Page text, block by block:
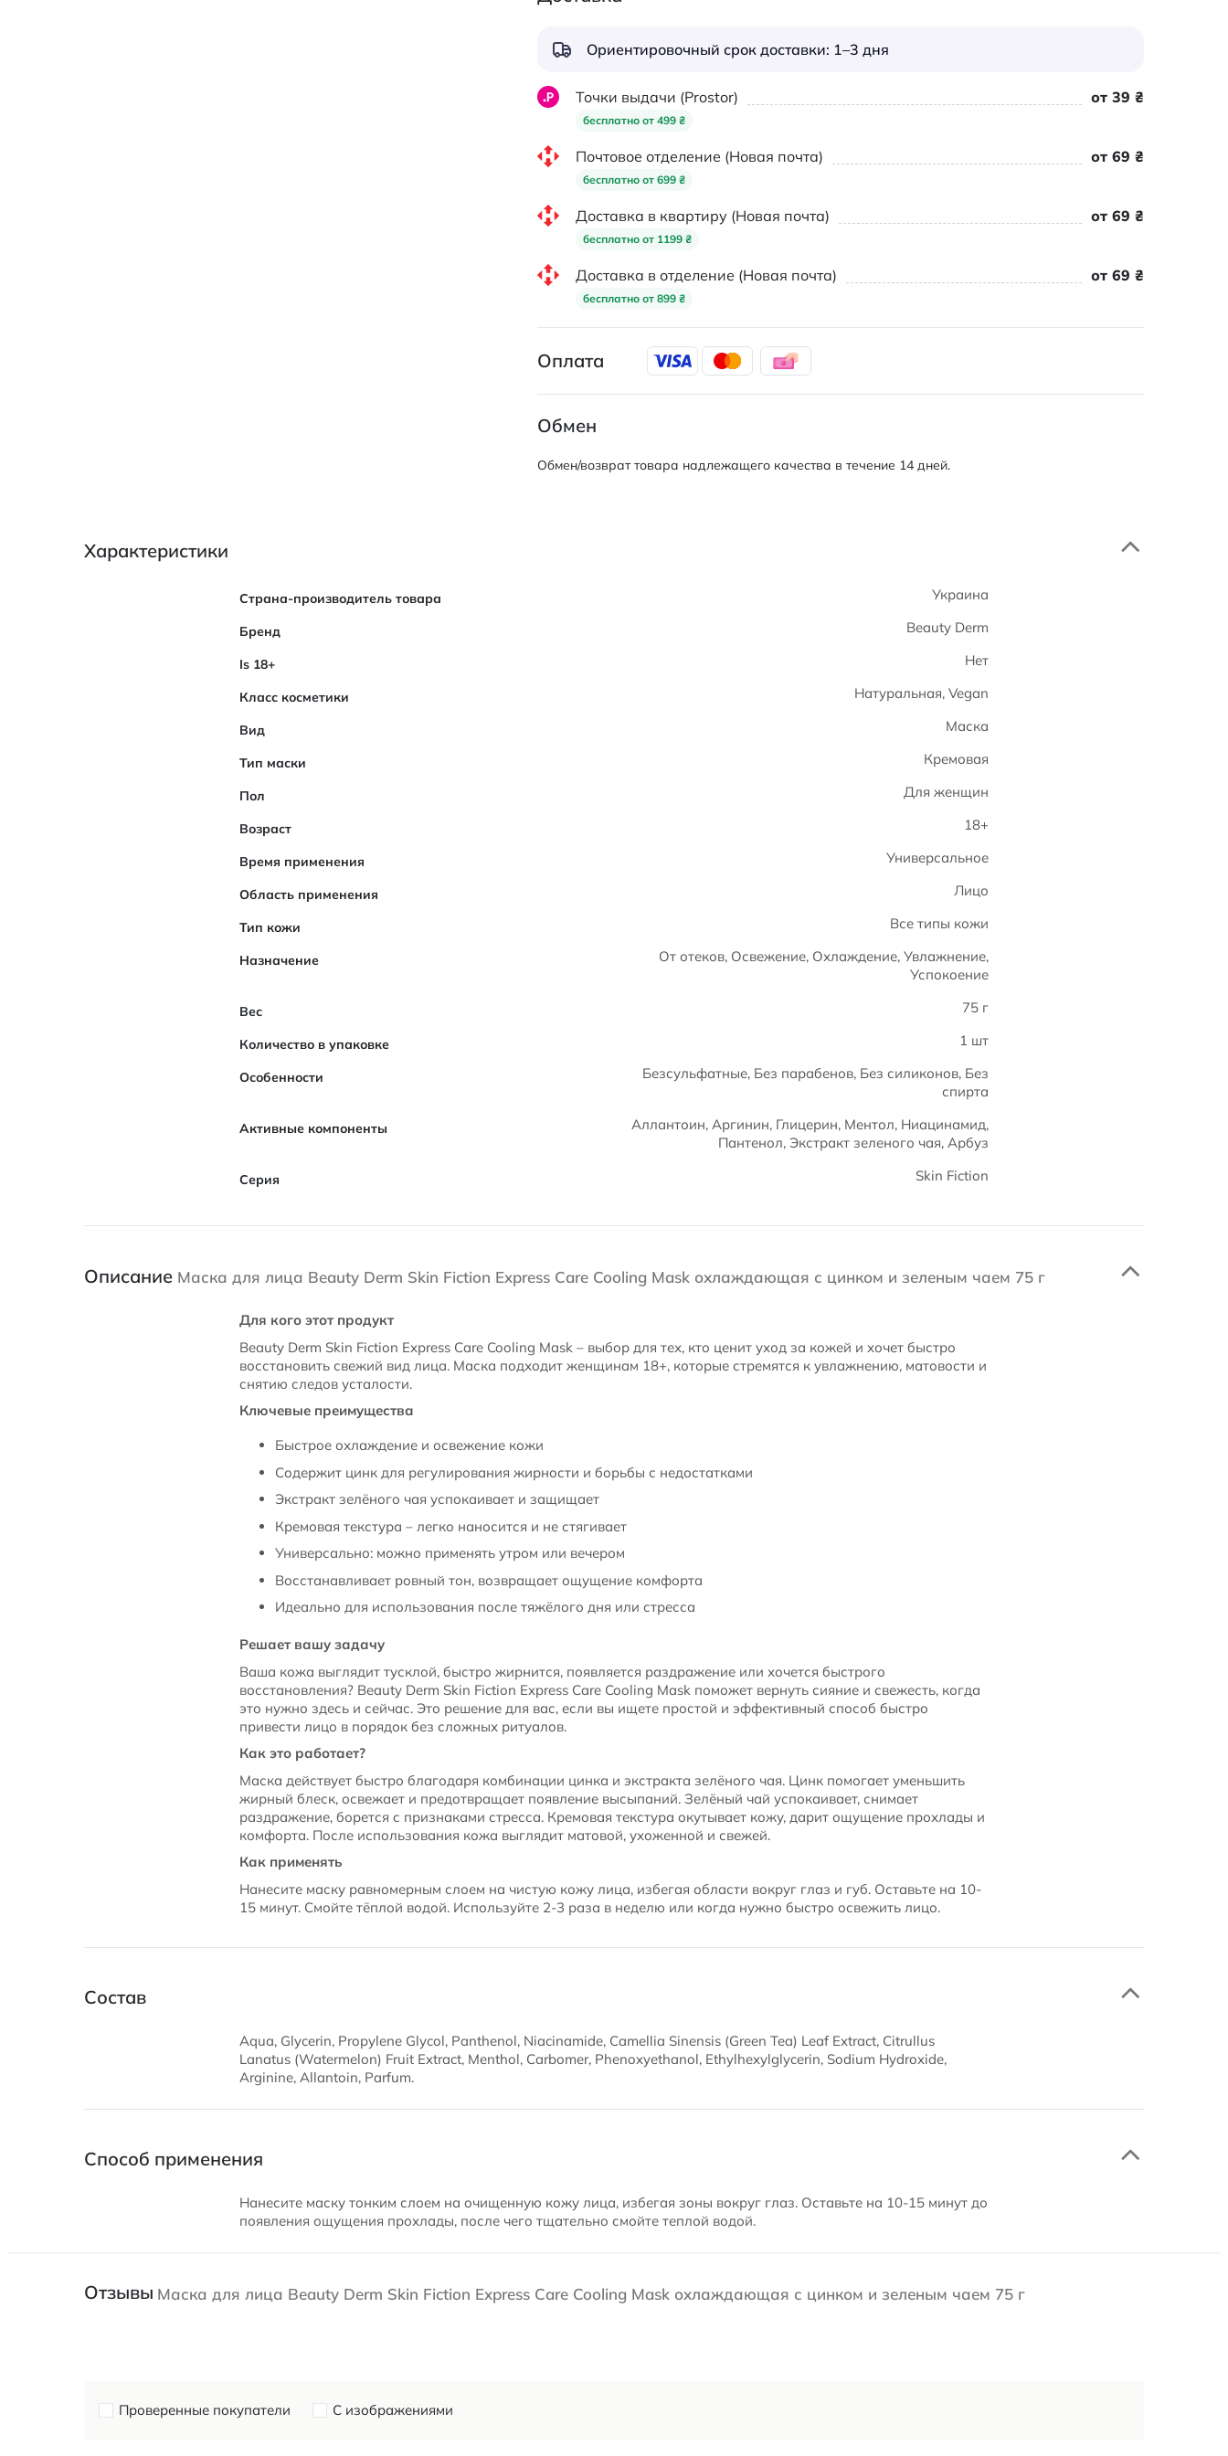
Ориентировочный срок доставки: 1–3 дня
Точки выдачи (Prostor)
бесплатно от 499 ₴
от 39 ₴
Почтовое отделение (Новая почта)
бесплатно от 699 ₴
от 69 ₴
Доставка в квартиру (Новая почта)
бесплатно от 1199 ₴
от 69 ₴
Доставка в отделение (Новая почта)
бесплатно от 899 ₴
от 69 ₴
Оплата
Обмен
Обмен/возврат товара надлежащего качества в течение 14 дней.
Характеристики
Характеристики
Страна-производитель товара Украина
Бренд Beauty Derm
Is 18+ Нет
Класс косметики Натуральная, Vegan
Вид Маска
Тип маски Кремовая
Пол Для женщин
Возраст 18+
Время применения Универсальное
Область применения Лицо
Тип кожи Все типы кожи
Назначение
От отеков, Освежение, Охлаждение, Увлажнение,
Успокоение
Вес 75 г
Количество в упаковке 1 шт
Особенности
Безсульфатные, Без парабенов, Без силиконов, Без
спирта
Активные компоненты
Аллантоин, Аргинин, Глицерин, Ментол, Ниацинамид,
Пантенол, Экстракт зеленого чая, Арбуз
Серия Skin Fiction
Описание Маска для лица Beauty Derm Skin Fiction Express Care Cooling Mask охлаждающая с цинком и зеленым чаем 75 г
Для кого этот продукт
Beauty Derm Skin Fiction Express Care Cooling Mask – выбор для тех, кто ценит уход за кожей и хочет быстро
восстановить свежий вид лица. Маска подходит женщинам 18+, которые стремятся к увлажнению, матовости и
снятию следов усталости.
Ключевые преимущества
Быстрое охлаждение и освежение кожи
Содержит цинк для регулирования жирности и борьбы с недостатками
Экстракт зелёного чая успокаивает и защищает
Кремовая текстура – легко наносится и не стягивает
Универсально: можно применять утром или вечером
Восстанавливает ровный тон, возвращает ощущение комфорта
Идеально для использования после тяжёлого дня или стресса
Решает вашу задачу
Ваша кожа выглядит тусклой, быстро жирнится, появляется раздражение или хочется быстрого
восстановления? Beauty Derm Skin Fiction Express Care Cooling Mask поможет вернуть сияние и свежесть, когда
это нужно здесь и сейчас. Это решение для вас, если вы ищете простой и эффективный способ быстро
привести лицо в порядок без сложных ритуалов.
Как это работает?
Маска действует быстро благодаря комбинации цинка и экстракта зелёного чая. Цинк помогает уменьшить
жирный блеск, освежает и предотвращает появление высыпаний. Зелёный чай успокаивает, снимает
раздражение, борется с признаками стресса. Кремовая текстура окутывает кожу, дарит ощущение прохлады и
комфорта. После использования кожа выглядит матовой, ухоженной и свежей.
Как применять
Нанесите маску равномерным слоем на чистую кожу лица, избегая области вокруг глаз и губ. Оставьте на 10-
15 минут. Смойте тёплой водой. Используйте 2-3 раза в неделю или когда нужно быстро освежить лицо.
Состав
Aqua, Glycerin, Propylene Glycol, Panthenol, Niacinamide, Camellia Sinensis (Green Tea) Leaf Extract, Citrullus
Lanatus (Watermelon) Fruit Extract, Menthol, Carbomer, Phenoxyethanol, Ethylhexylglycerin, Sodium Hydroxide,
Arginine, Allantoin, Parfum.
Способ применения
Нанесите маску тонким слоем на очищенную кожу лица, избегая зоны вокруг глаз. Оставьте на 10-15 минут до
появления ощущения прохлады, после чего тщательно смойте теплой водой.
Отзывы Маска для лица Beauty Derm Skin Fiction Express Care Cooling Mask охлаждающая с цинком и зеленым чаем 75 г
Проверенные покупатели С изображениями